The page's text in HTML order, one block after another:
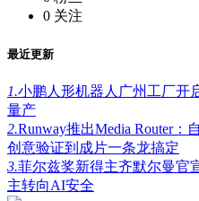
0 关注
最近更新
1.小鹏人形机器人广州工厂开
量产
2.Runway推出Media Router：
创意验证到成片一条龙搞定
3.菲尔兹奖新得主齐默尔曼官
主转向AI安全